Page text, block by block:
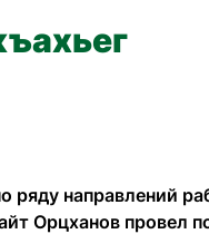
ряду направлений
Орцханов провел